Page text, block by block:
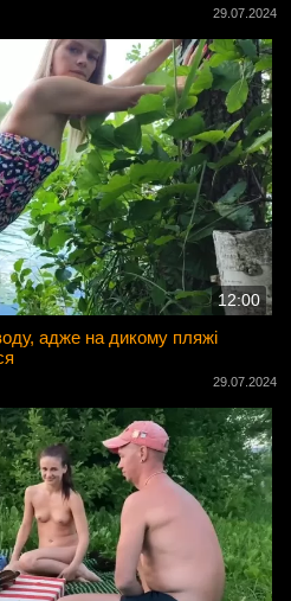
29.07.2024
12:00
адже на дикому пляжі
29.07.2024